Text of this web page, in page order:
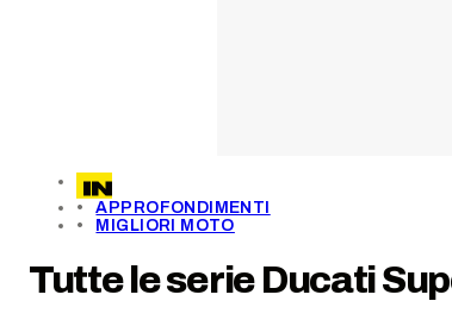
APPROFONDIMENTI
MIGLIORI MOTO
Tutte le serie Ducati